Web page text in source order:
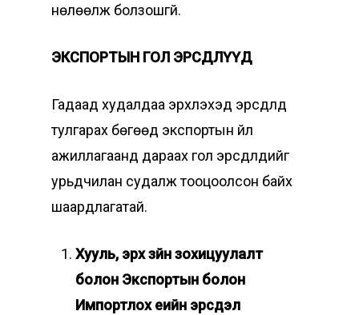
нөлөөлж болзошгүй.
ЭКСПОРТЫН ГОЛ ЭРСДЛҮҮД
Гадаад худалдаа эрхлэхэд эрсдлүүд
тулгарах бөгөөд экспортын үйл
ажиллагаанд дараах гол эрсдлүүдийг
урьдчилан судалж тооцоолсон байх
шаардлагатай.
Хууль, эрх зүйн зохицуулалт
болон Экспортын болон
Импортлох үеийн эрсдэл